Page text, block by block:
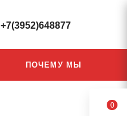
+7(3952)648877
ПОЧЕМУ МЫ
0